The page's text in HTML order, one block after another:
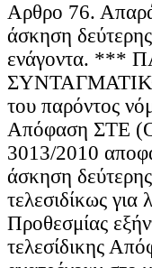
Αρθρο 76.
άσκηση
ενάγοντα. ***
του παρόντος
Απόφαση ΣΤΕ
3013/2010
άσκηση
τελεσιδίκως
Προθεσμίας
τελεσίδικης